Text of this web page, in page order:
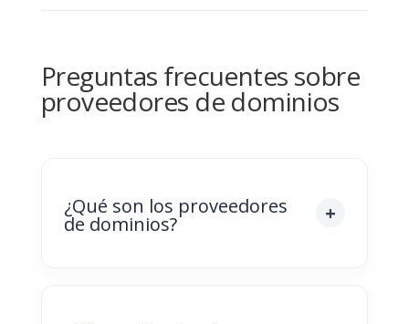
Preguntas frecuentes sobre
proveedores de dominios
¿Qué son los proveedores
de dominios?